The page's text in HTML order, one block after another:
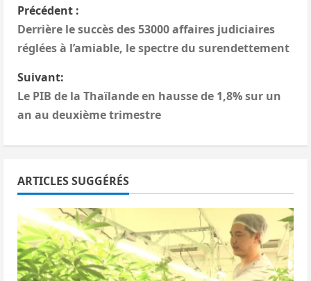
N
a
v
i
t
i
o
Précédent :
Derrière le succès des 53000 affaires judiciaires
réglées à l’amiable, le spectre du surendettement
Suivant:
Le PIB de la Thaïlande en hausse de 1,8% sur un
an au deuxième trimestre
ARTICLES SUGGÉRÉS